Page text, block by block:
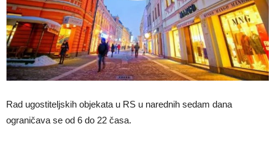
Rad ugostiteljskih objekata u RS u narednih sedam dana
ograničava se od 6 do 22 časa.